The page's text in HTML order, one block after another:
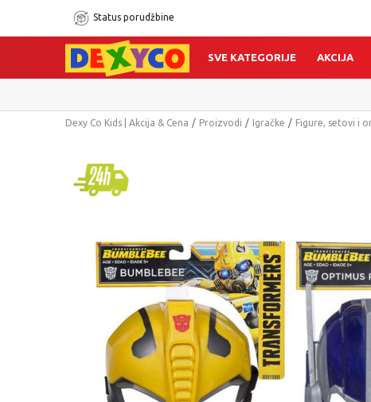
Status porudžbine
SVE KATEGORIJE AKCIJA
Dexy Co Kids | Akcija & Cena Proizvodi Igračke Figure, setovi i